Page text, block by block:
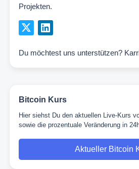
Projekten.
Du möchtest uns unterstützen?
Bitcoin Kurs
Hier siehst Du den aktuellen Live-Kurs
sowie die prozentuale Veränderung in
Aktueller Bitcoin